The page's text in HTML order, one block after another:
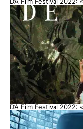
D’A Film Festival 2022: